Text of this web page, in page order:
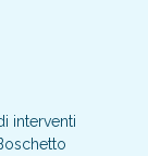
interventi